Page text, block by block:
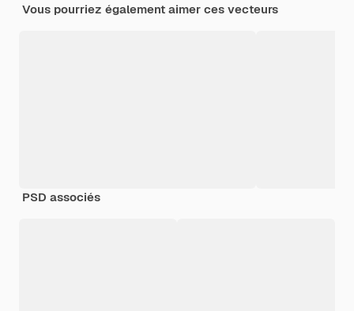
Vous pourriez également aimer ces vecteurs
PSD associés